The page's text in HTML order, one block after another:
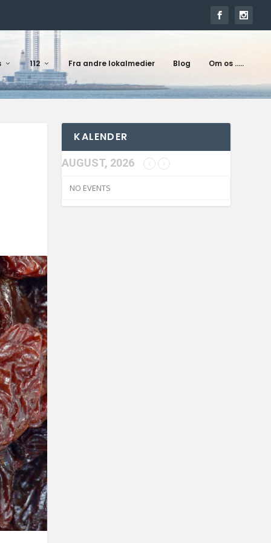
112 Fra andre lokalmedier Blog Om os …..
KALENDER
AUGUST, 2026
NO EVENTS